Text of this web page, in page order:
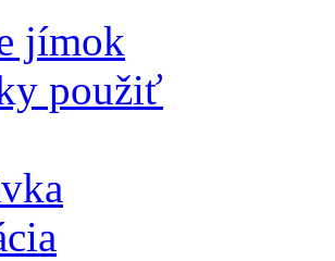
jímok
použiť